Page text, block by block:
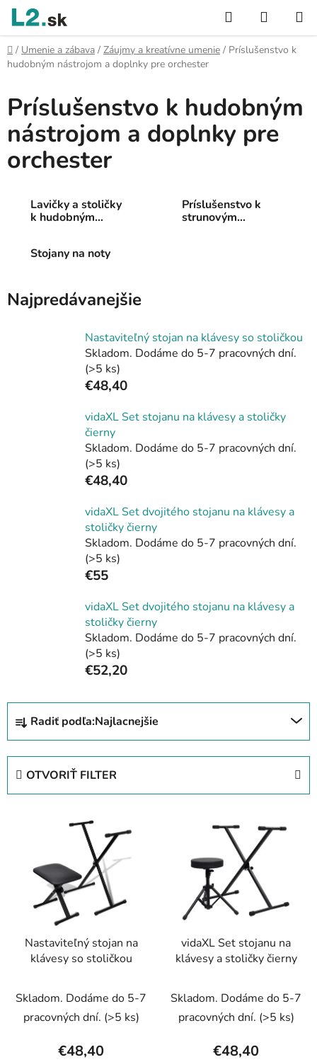
Prejsť
obsah
Hľadať
KOŠÍK
Domov
/ Umenie a zábava / Záujmy a kreatívne umenie / Príslušenstvo k
hudobným nástrojom a doplnky pre orchester
Príslušenstvo k hudobným
nástrojom a doplnky pre
orchester
Lavičky a stoličky
k hudobným
Príslušenstvo k
strunovým
Stojany na noty
Najpredávanejšie
Nastaviteľný stojan na klávesy so stoličkou
Skladom. Dodáme do 5-7 pracovných dní.
(>5 ks)
€48,40
vidaXL Set stojanu na klávesy a stoličky
čierny
Skladom. Dodáme do 5-7 pracovných dní.
(>5 ks)
€48,40
vidaXL Set dvojitého stojanu na klávesy a
stoličky čierny
Skladom. Dodáme do 5-7 pracovných dní.
(>5 ks)
€55
vidaXL Set dvojitého stojanu na klávesy a
stoličky čierny
Skladom. Dodáme do 5-7 pracovných dní.
(>5 ks)
€52,20
R
d
Radiť podľa:Najlacnejšie
OTVORIŤ FILTER
Nastaviteľný stojan na
klávesy so stoličkou
Skladom. Dodáme do 5-7
pracovných dní. (>5 ks)
€48,40
vidaXL Set stojanu na
klávesy a stoličky čierny
Skladom. Dodáme do 5-7
pracovných dní. (>5 ks)
€48,40